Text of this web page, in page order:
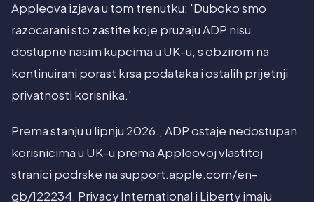
Appleova izjava u tom trenutku: 'Duboko smo
razocarani sto zastite koje pruzaju ADP nisu
dostupne nasim kupcima u UK-u, s obzirom na
kontinuirani porast krsa podataka i ostalih prijetnji
privatnosti korisnika.'
Prema stanju u lipnju 2026., ADP ostaje nedostupan
korisnicima u UK-u prema Appleovoj vlastitoj
stranici podrske na support.apple.com/en-
gb/122234. Privacy International i Liberty imaju